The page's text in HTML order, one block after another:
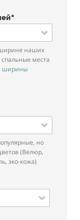
наших
места
ширины
но
(Велюр,
эко-кожа)